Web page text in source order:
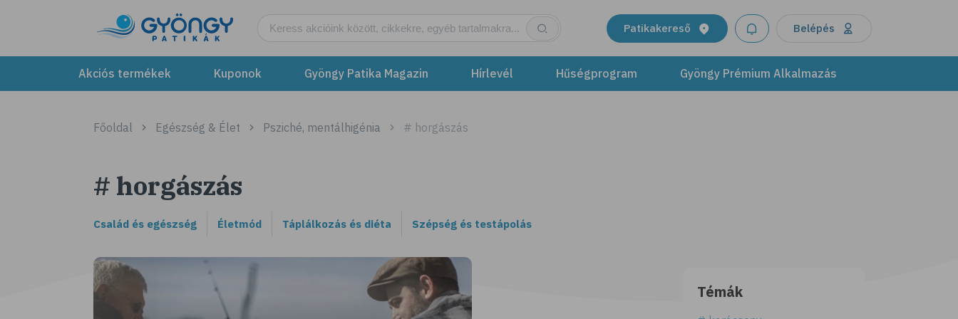
Patikakereső Belépés
Akciós termékek Kuponok Gyöngy Patika Magazin Hírlevél Hűségprogram Gyöngy Prémium Alkalmazás
Főoldal Egészség & Élet Psziché, mentálhigénia # horgászás
# horgászás
Család és egészség Életmód Táplálkozás és diéta Szépség és testápolás
Témák